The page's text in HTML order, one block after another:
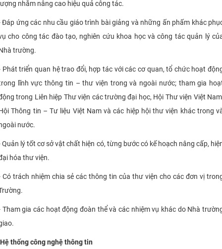
nhằm nâng cao hiệu quả công tác.
Đáp ứng các nhu cầu giáo trình bài giảng và những ấn phấm khác
cho công tác đào tạo, nghiên cứu khoa học và công tác quản lý
trường.
Phát triển quan hệ trao đổi, hợp tác với các cơ quan, tổ chức hoạt
lĩnh vực thông tin – thư viện trong và ngoài nước; tham gia
trong Liên hiệp Thư viện các trường đại học, Hội Thư viện Việt
Thông tin – Tư liệu Việt Nam và các hiệp hội thư viện khác trong
nước.
Quản lý tốt cơ sở vật chất hiện có, từng bước có kế hoạch nâng cấp,
hóa thư viện.
Có trách nhiệm chia sẻ các thông tin của thư viện cho các đơn vị
Tham gia các hoạt động đoàn thể và các nhiệm vụ khác do Nhà
thống công nghệ thông tin